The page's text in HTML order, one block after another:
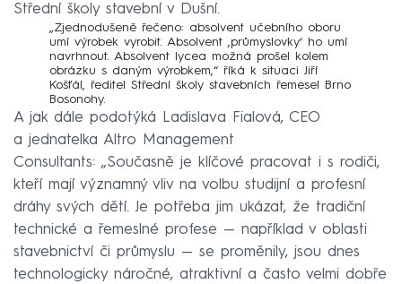
Střední školy stavební v Dušní.
„Zjednodušeně řečeno: absolvent učebního oboru
umí výrobek vyrobit. Absolvent ‚průmyslovky‘ ho umí
navrhnout. Absolvent lycea možná prošel kolem
obrázku s daným výrobkem,“ říká k situaci Jiří
Košťál, ředitel Střední školy stavebních řemesel Brno
Bosonohy.
A jak dále podotýká Ladislava Fialová, CEO
a jednatelka Altro Management
Consultants: „Současně je klíčové pracovat i s rodiči,
kteří mají významný vliv na volbu studijní a profesní
dráhy svých dětí. Je potřeba jim ukázat, že tradiční
technické a řemeslné profese — například v oblasti
stavebnictví či průmyslu — se proměnily, jsou dnes
technologicky náročné, atraktivní a často velmi dobře